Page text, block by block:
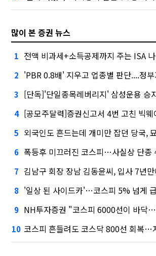
많이 본 증권 뉴스
1 전액 비과세+소득공제까지 주는 ISA
2 'PBR 0.8배' 지우고 업종별 판단....정부가 제시한
3 [단독]'단일종목레버리지' 삼성운용 승자 독식...운용
4 [공모주달력]증권신고서 4번 고친 빅웨이브로
5 외국인도 흔드는데 개미만 잡던 당국, 묘수
6 폭등후 미끄러진 코스피…사실상 단종
7 김남구 회장 장남 김동윤씨, 입사 7년만에
8 '일상 된 사이드카'…코스피 5% 넘게
9 NH투자증권 "코스피 6000선이 바닥…미 금리 안
10 코스피 흔들려도 코스닥 800선 회복…